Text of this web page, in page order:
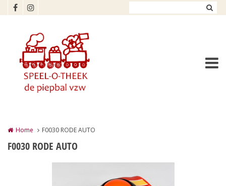
Overslaan en naar de inhoud gaan
Home F0030 RODE AUTO
F0030 RODE AUTO